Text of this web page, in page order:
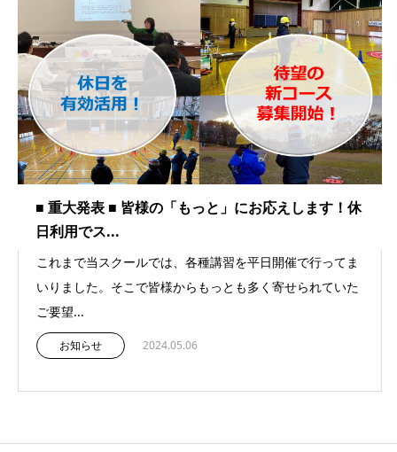
■ 重大発表 ■ 皆様の「もっと」にお応えします！休
日利用でス...
これまで当スクールでは、各種講習を平日開催で行ってま
いりました。そこで皆様からもっとも多く寄せられていた
ご要望...
お知らせ 2024.05.06